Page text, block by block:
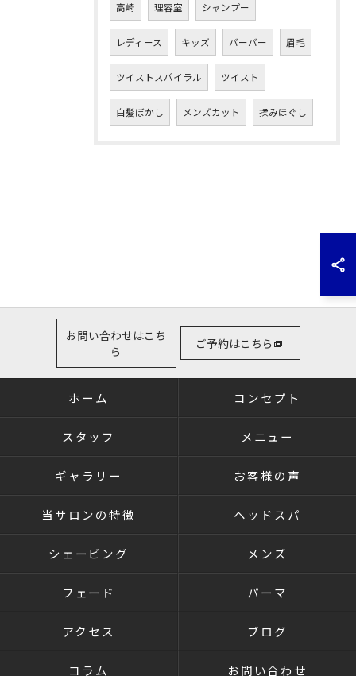
高崎 理容室 シャンプー
レディース キッズ バーバー 眉毛
ツイストスパイラル ツイスト
白髪ぼかし メンズカット 揉みほぐし
お問い合わせはこち
ら
ご予約はこちら
ホーム コンセプト
スタッフ メニュー
ギャラリー お客様の声
当サロンの特徴 ヘッドスパ
シェービング メンズ
フェード パーマ
アクセス ブログ
コラム お問い合わせ